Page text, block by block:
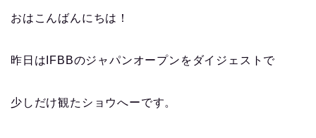
おはこんばんにちは！
昨日はIFBBのジャパンオープンをダイジェストで
少しだけ観たショウへーです。